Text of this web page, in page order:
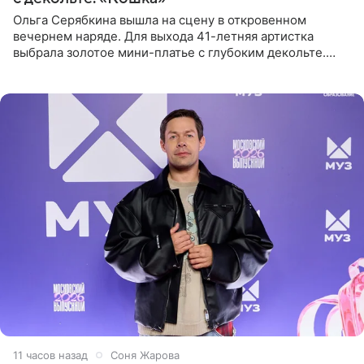
Ольга Серябкина вышла на сцену в откровенном
вечернем наряде. Для выхода 41-летняя артистка
выбрала золотое мини-платье с глубоким декольте.
11 часов назад Соня Жарова